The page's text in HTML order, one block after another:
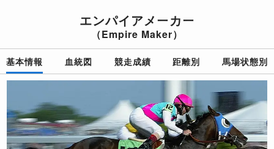
エンパイアメーカー
（Empire Maker）
基本情報 血統図 競走成績 距離別 馬場状態別